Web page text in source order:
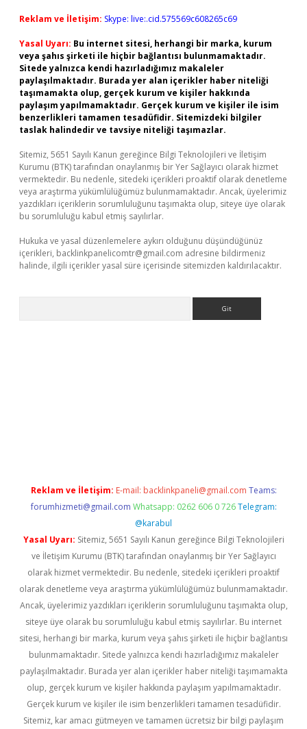
Reklam ve İletişim: Skype: live:.cid.575569c608265c69
Yasal Uyarı: Bu internet sitesi, herhangi bir marka, kurum
veya şahıs şirketi ile hiçbir bağlantısı bulunmamaktadır.
Sitede yalnızca kendi hazırladığımız makaleler
paylaşılmaktadır. Burada yer alan içerikler haber niteliği
taşımamakta olup, gerçek kurum ve kişiler hakkında
paylaşım yapılmamaktadır. Gerçek kurum ve kişiler ile isim
benzerlikleri tamamen tesadüfidir. Sitemizdeki bilgiler
taslak halindedir ve tavsiye niteliği taşımazlar.
Sitemiz, 5651 Sayılı Kanun gereğince Bilgi Teknolojileri ve İletişim
Kurumu (BTK) tarafından onaylanmış bir Yer Sağlayıcı olarak hizmet
vermektedir. Bu nedenle, sitedeki içerikleri proaktif olarak denetleme
veya araştırma yükümlülüğümüz bulunmamaktadır. Ancak, üyelerimiz
yazdıkları içeriklerin sorumluluğunu taşımakta olup, siteye üye olarak
bu sorumluluğu kabul etmiş sayılırlar.
Hukuka ve yasal düzenlemelere aykırı olduğunu düşündüğünüz
içerikleri, backlinkpanelicomtr@gmail.com adresine bildirmeniz
halinde, ilgili içerikler yasal süre içerisinde sitemizden kaldırılacaktır.
Reklam ve İletişim: E-mail: backlinkpaneli@gmail.com Teams:
forumhizmeti@gmail.com Whatsapp: 0262 606 0 726 Telegram:
@karabul
Yasal Uyarı: Sitemiz, 5651 Sayılı Kanun gereğince Bilgi Teknolojileri
ve İletişim Kurumu (BTK) tarafından onaylanmış bir Yer Sağlayıcı
olarak hizmet vermektedir. Bu nedenle, sitedeki içerikleri proaktif
olarak denetleme veya araştırma yükümlülüğümüz bulunmamaktadır.
Ancak, üyelerimiz yazdıkları içeriklerin sorumluluğunu taşımakta olup,
siteye üye olarak bu sorumluluğu kabul etmiş sayılırlar. Bu internet
sitesi, herhangi bir marka, kurum veya şahıs şirketi ile hiçbir bağlantısı
bulunmamaktadır. Sitede yalnızca kendi hazırladığımız makaleler
paylaşılmaktadır. Burada yer alan içerikler haber niteliği taşımamakta
olup, gerçek kurum ve kişiler hakkında paylaşım yapılmamaktadır.
Gerçek kurum ve kişiler ile isim benzerlikleri tamamen tesadüfidir.
Sitemiz, kar amacı gütmeyen ve tamamen ücretsiz bir bilgi paylaşım